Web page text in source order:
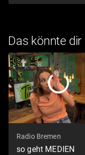
Das könnte
Radio Bremen
so geht MEDIEN